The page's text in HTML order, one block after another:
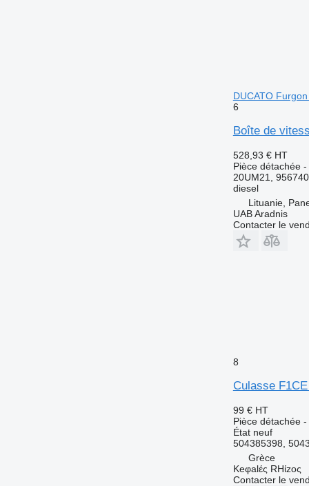
DUCATO
6
Boîte de
528,93 € HT
Pièce détachée
20UM21,
diesel
Lituanie,
UAB Aradnis
Contacter le
8
Culasse
99 € HT
Pièce détachée
Étatneuf
504385398,
Grèce
Keφalές RHίzoς
Contacter le